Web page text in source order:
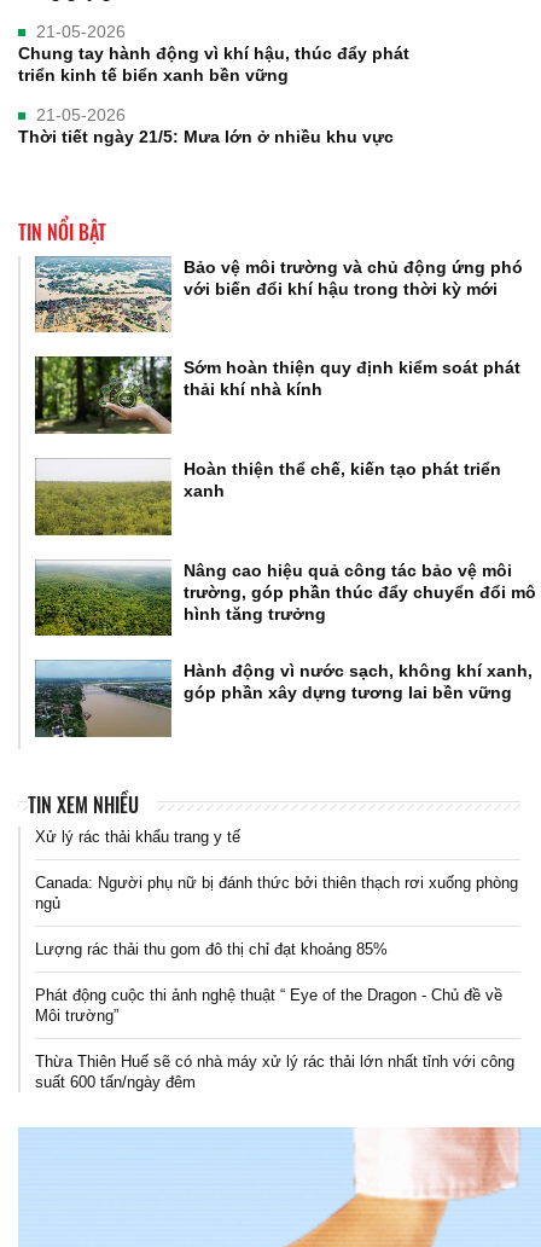
21-05-2026
Chung tay hành động vì khí hậu, thúc đẩy phát
triển kinh tế biển xanh bền vững
21-05-2026
Thời tiết ngày 21/5: Mưa lớn ở nhiều khu vực
TIN NỔI BẬT
Bảo vệ môi trường và chủ động ứng phó
với biến đổi khí hậu trong thời kỳ mới
Sớm hoàn thiện quy định kiểm soát phát
thải khí nhà kính
Hoàn thiện thể chế, kiến tạo phát triển
xanh
Nâng cao hiệu quả công tác bảo vệ môi
trường, góp phần thúc đẩy chuyển đổi mô
hình tăng trưởng
Hành động vì nước sạch, không khí xanh,
góp phần xây dựng tương lai bền vững
TIN XEM NHIỀU
Xử lý rác thải khẩu trang y tế
Canada: Người phụ nữ bị đánh thức bởi thiên thạch rơi xuống phòng
ngủ
Lượng rác thải thu gom đô thị chỉ đạt khoảng 85%
Phát động cuộc thi ảnh nghệ thuật “ Eye of the Dragon - Chủ đề về
Môi trường”
Thừa Thiên Huế sẽ có nhà máy xử lý rác thải lớn nhất tỉnh với công
suất 600 tấn/ngày đêm